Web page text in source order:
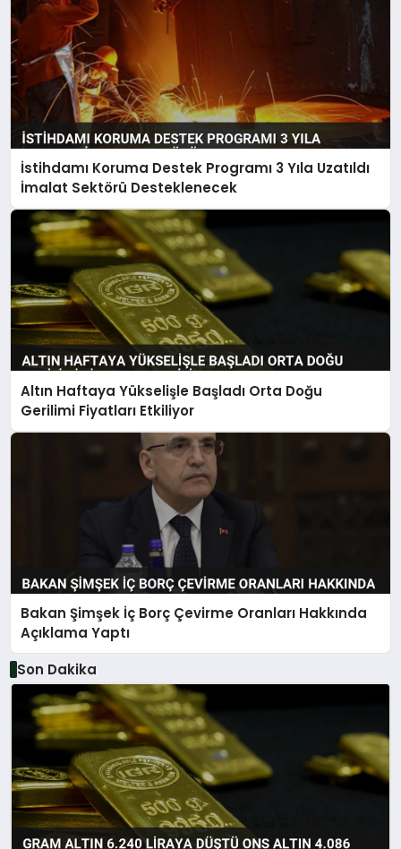
İstihdamı Koruma Destek Programı 3 Yıla Uzatıldı
İmalat Sektörü Desteklenecek
Altın Haftaya Yükselişle Başladı Orta Doğu
Gerilimi Fiyatları Etkiliyor
Bakan Şimşek İç Borç Çevirme Oranları Hakkında
Açıklama Yaptı
Son Dakika